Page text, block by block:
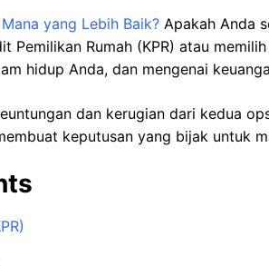
yang Lebih Baik? Apakah Anda
Pemilikan Rumah (KPR) atau
hidup Anda, dan mengenai
dan kerugian dari kedua
keputusan yang bijak untuk